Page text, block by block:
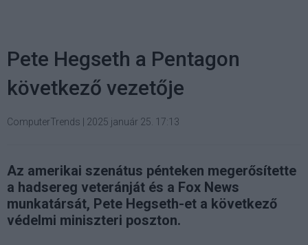
Pete Hegseth a Pentagon
következő vezetője
ComputerTrends 2025 január 25. 17:13
Az amerikai szenátus pénteken megerősítette
a hadsereg veteránját és a Fox News
munkatársát, Pete Hegseth-et a következő
védelmi miniszteri poszton.